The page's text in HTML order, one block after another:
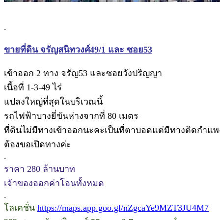
.
ขายที่ดิน จรัญสนิทวงศ์49/1 และ ซอย53
เข้าออก 2 ทาง จรัญ53 และซอยวังปริญญา
เนื้อที่ 1-3-49 ไร่
แปลงใหญ่ที่สุดในบริเวณนี้
รถไฟฟ้าบางยี่ขันห่างจากที่ 80 เมตร
ที่ดินไม่มีทางเข้าออกนะคะเป็นที่ตาบอดแต่มีทางติดกำแ
ต้องขอเปิดทางค่ะ
.
ราคา 280 ล้านบาท
เจ้าของออกค่าโอนทั้งหมด
.
โลเคชั่น https://maps.app.goo.gl/nZgcaYe9MZT3JU4M7